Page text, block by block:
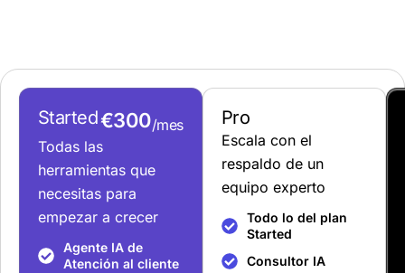
Started€300/mes
Todas las
herramientas que
necesitas para
empezar a crecer
Agente IA de
Atención al cliente
Pro
Escala con el
respaldo de un
equipo experto
Todo lo del plan
Started
Consultor IA